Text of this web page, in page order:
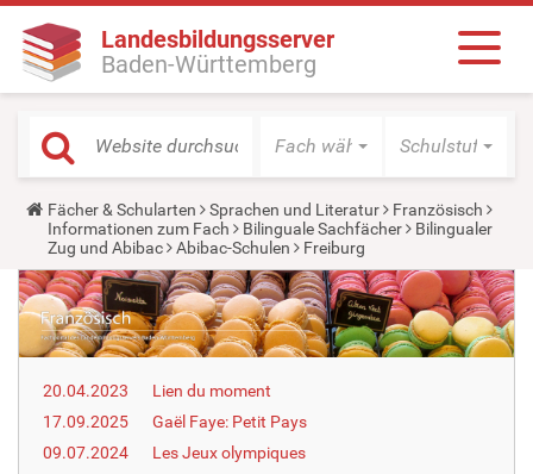
Landesbildungsserver
Baden-Württemberg
Fach wählen Schulstufe
Y
o
u
a
r
e
h
e
r
:
Fächer & Schularten Sprachen und Literatur
Französisch
Informationen zum Fach
Bilinguale Sachfächer
Bilingualer
Zug und Abibac
Abibac-Schulen Freiburg
20.04.2023
Lien du moment
17.09.2025
Gaël Faye: Petit Pays
09.07.2024
Les Jeux olympiques